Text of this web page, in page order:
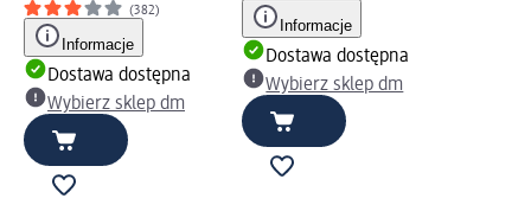
(382)
Informacje
Dostawa dostępna
Wybierz sklep dm
Informacje
Dostawa dostępna
Wybierz sklep dm